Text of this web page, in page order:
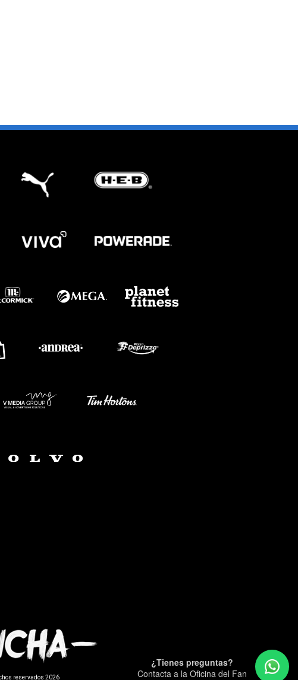
reservados 2026
¿Tienes preguntas?
Contacta a la Oficina del Fan